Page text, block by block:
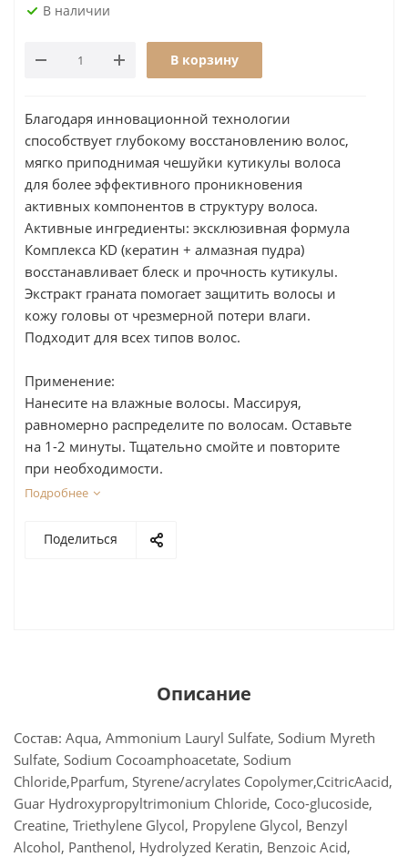
В наличии
В корзину
Благодаря инновационной технологии
способствует глубокому восстановлению волос,
мягко приподнимая чешуйки кутикулы волоса
для более эффективного проникновения
активных компонентов в структуру волоса.
Активные ингредиенты: эксклюзивная формула
Комплекса KD (кератин + алмазная пудра)
восстанавливает блеск и прочность кутикулы.
Экстракт граната помогает защитить волосы и
кожу головы от чрезмерной потери влаги.
Подходит для всех типов волос.
Применение:
Нанесите на влажные волосы. Массируя,
равномерно распределите по волосам. Оставьте
на 1-2 минуты. Тщательно смойте и повторите
при необходимости.
Подробнее
Поделиться
Описание
Состав: Aqua, Ammonium Lauryl Sulfate, Sodium Myreth
Sulfate, Sodium Cocoamphoacetate, Sodium
Chloride,Pparfum, Styrene/acrylates Copolymer,CcitricAacid,
Guar Hydroxypropyltrimonium Chloride, Coco-glucoside,
Creatine, Triethylene Glycol, Propylene Glycol, Benzyl
Alcohol, Panthenol, Hydrolyzed Keratin, Benzoic Acid,